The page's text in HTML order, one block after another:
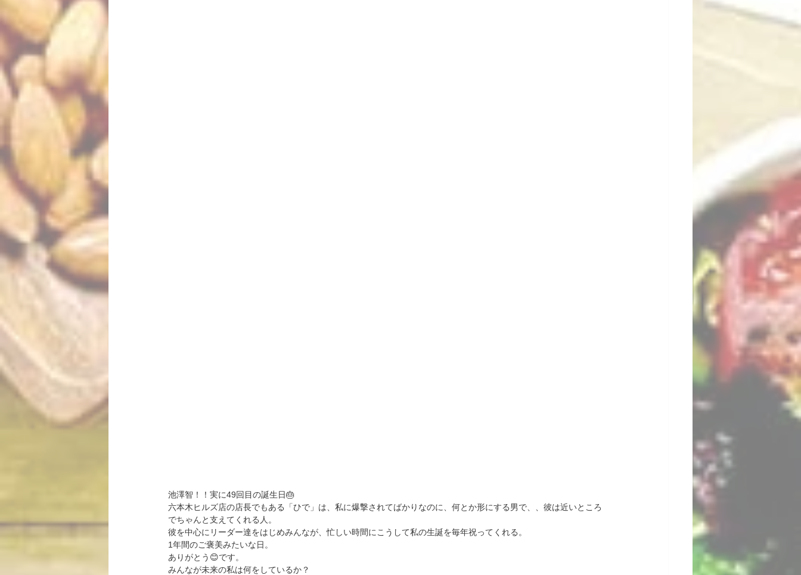
池澤智！！実に49回目の誕生日🎂
六本木ヒルズ店の店長でもある「ひで」は、私に爆撃されてばかりなのに、何とか形にする男で、、彼は近いところ
でちゃんと支えてくれる人。
彼を中心にリーダー達をはじめみんなが、忙しい時間にこうして私の生誕を毎年祝ってくれる。
1年間のご褒美みたいな日。
ありがとう😊です。
みんなが未来の私は何をしているか？